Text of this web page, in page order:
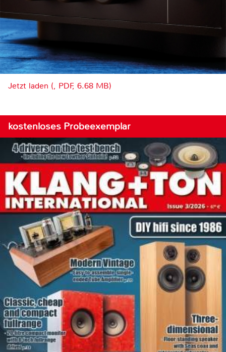
Jetzt laden (, PDF, 6.68 MB)
kostenloses Probeexemplar